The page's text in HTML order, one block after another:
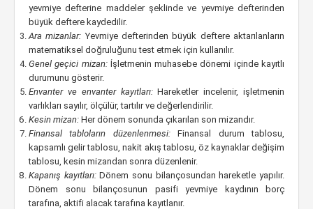
yevmiye defterine maddeler şeklinde ve yevmiye defterinden
büyük deftere kaydedilir.
Ara mizanlar:Yevmiye defterinden büyük deftere aktarılanların
matematiksel doğruluğunu test etmek için kullanılır.
Genel geçici mizan: İşletmenin muhasebe dönemi içinde kayıtlı
durumunu gösterir.
Envanter ve envanter kayıtları:Hareketler incelenir, işletmenin
varlıkları sayılır, ölçülür, tartılır ve değerlendirilir.
Kesin mizan: Her dönem sonunda çıkarılan son mizandır.
Finansal tabloların düzenlenmesi:Finansal durum tablosu,
kapsamlı gelir tablosu, nakit akış tablosu, öz kaynaklar değişim
tablosu, kesin mizandan sonra düzenlenir.
Kapanış kayıtları:Dönem sonu bilançosundan hareketle yapılır.
Dönem sonu bilançosunun pasifi yevmiye kaydının borç
tarafına, aktifi alacak tarafına kayıtlanır.